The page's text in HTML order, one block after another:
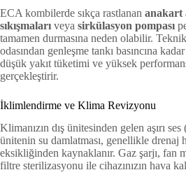
ECA kombilerde sıkça rastlanan anakart
sıkışmaları veya sirkülasyon pompası
tamamen durmasına neden olabilir.
odasından genleşme tankı basıncına
düşük yakıt tüketimi ve yüksek
gerçekleştirir.
İklimlendirme ve Klima Revizyonu
Klimanızın dış ünitesinden gelen aşırı
ünitenin su damlatması, genellikle drenaj
eksikliğinden kaynaklanır. Gaz şarjı, fan
filtre sterilizasyonu ile cihazınızın hava